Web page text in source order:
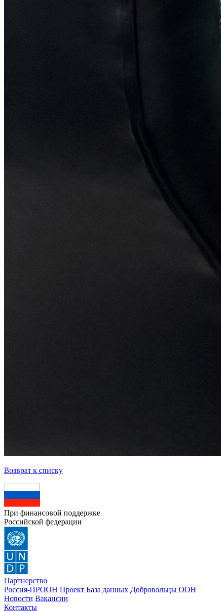
Возврат к списку
При финансовой поддержке
Российской федерации
Партнерство
Россия-ПРООН Проект База данных Добровольцы ООН
Новости Вакансии
Контакты